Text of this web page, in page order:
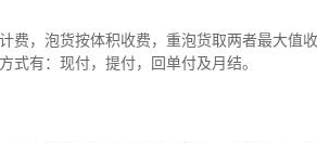
费，泡货按体积收费，重泡货取两者最大值
式有：现付，提付，回单付及月结。